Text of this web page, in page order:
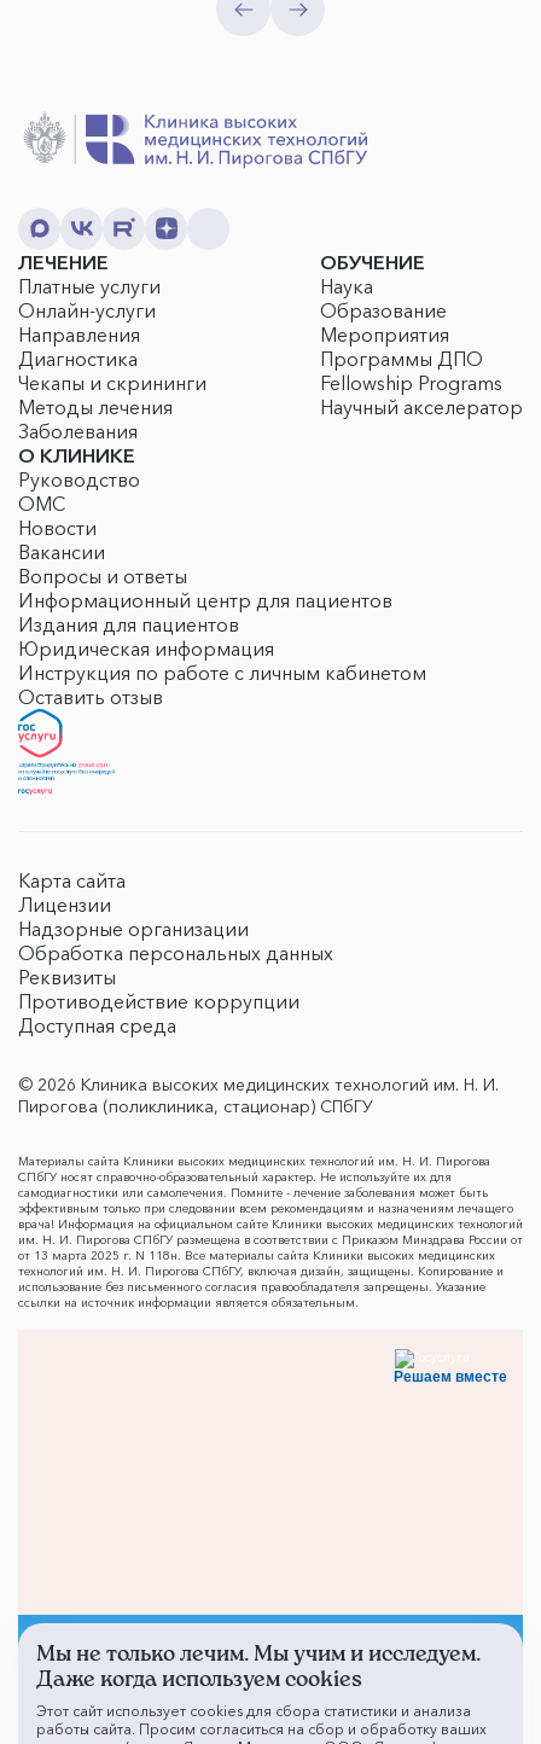
ЛЕЧЕНИЕ
Платные услуги
Онлайн-услуги
Направления
Диагностика
Чекапы и скрининги
Методы лечения
Заболевания
ОБУЧЕНИЕ
Наука
Образование
Мероприятия
Программы ДПО
Fellowship Programs
Научный акселератор
О КЛИНИКЕ
Руководство
ОМС
Новости
Вакансии
Вопросы и ответы
Информационный центр для пациентов
Издания для пациентов
Юридическая информация
Инструкция по работе с личным кабинетом
Оставить отзыв
Карта сайта
Лицензии
Надзорные организации
Обработка персональных данных
Реквизиты
Противодействие коррупции
Доступная среда
© 2026 Клиника высоких медицинских технологий им. Н. И.
Пирогова (поликлиника, стационар) СПбГУ
Материалы сайта Клиники высоких медицинских технологий им. Н. И. Пирогова
СПбГУ носят справочно-образовательный характер. Не используйте их для
самодиагностики или самолечения. Помните - лечение заболевания может быть
эффективным только при следовании всем рекомендациям и назначениям лечащего
врача! Информация на официальном сайте Клиники высоких медицинских технологий
им. Н. И. Пирогова СПбГУ размещена в соответствии с Приказом Минздрава России от
от 13 марта 2025 г. N 118н. Все материалы сайта Клиники высоких медицинских
технологий им. Н. И. Пирогова СПбГУ, включая дизайн, защищены. Копирование и
использование без письменного согласия правообладателя запрещены. Указание
ссылки на источник информации является обязательным.
Решаем вместе
Не смогли записаться к
врачу?
Мы не только лечим. Мы учим и исследуем.
Даже когда используем cookies
Этот сайт использует cookies для сбора статистики и анализа
работы сайта. Просим согласиться на сбор и обработку ваших